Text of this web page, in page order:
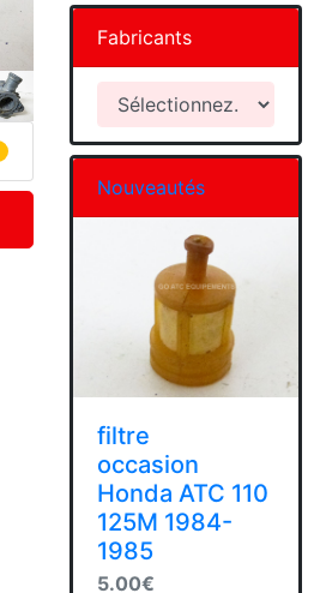
Fabricants
Nouveautés
filtre
occasion
Honda ATC 110
125M 1984-
1985
5.00€